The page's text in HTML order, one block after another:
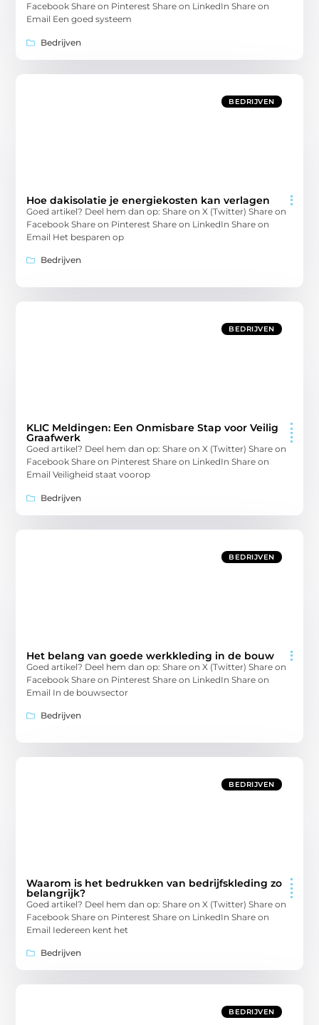
Facebook Share on Pinterest Share on LinkedIn Share on
Email Een goed systeem
Bedrijven
BEDRIJVEN
Hoe dakisolatie je energiekosten kan verlagen
Goed artikel? Deel hem dan op: Share on X (Twitter) Share on
Facebook Share on Pinterest Share on LinkedIn Share on
Email Het besparen op
Bedrijven
BEDRIJVEN
KLIC Meldingen: Een Onmisbare Stap voor Veilig
Graafwerk
Goed artikel? Deel hem dan op: Share on X (Twitter) Share on
Facebook Share on Pinterest Share on LinkedIn Share on
Email Veiligheid staat voorop
Bedrijven
BEDRIJVEN
Het belang van goede werkkleding in de bouw
Goed artikel? Deel hem dan op: Share on X (Twitter) Share on
Facebook Share on Pinterest Share on LinkedIn Share on
Email In de bouwsector
Bedrijven
BEDRIJVEN
Waarom is het bedrukken van bedrijfskleding zo
belangrijk?
Goed artikel? Deel hem dan op: Share on X (Twitter) Share on
Facebook Share on Pinterest Share on LinkedIn Share on
Email Iedereen kent het
Bedrijven
BEDRIJVEN